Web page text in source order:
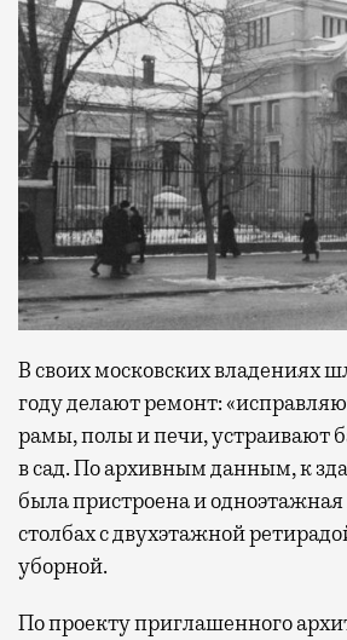
В своих московских владениях
году делают ремонт:
рамы, полы и печи, устраивают
в сад. По архивным данным, к
была пристроена и одноэтажная
столбах с двухэтажной
уборной.
По проекту приглашенного